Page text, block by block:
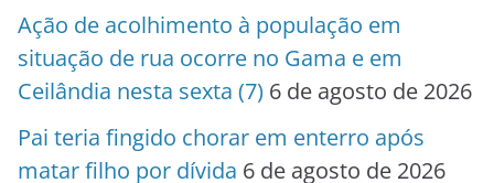
Ação de acolhimento à população em
situação de rua ocorre no Gama e em
Ceilândia nesta sexta (7) 6 de agosto de 2026
Pai teria fingido chorar em enterro após
matar filho por dívida 6 de agosto de 2026